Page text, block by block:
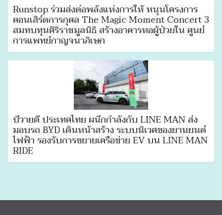
Runstop ร่วมส่งต่อพลังแห่งการให้ หนุนโครงการ
คอนเสิร์ตการกุศล The Magic Moment Concert 3
สมทบทุนศิริราชมูลนิธิ สร้างอาคารหอผู้ป่วยใน ศูนย์
การแพทย์กาญจนาภิเษก
บีวายดี ประเทศไทย ผนึกกำลังกับ LINE MAN ส่ง
มอบรถ BYD เดินหน้าสร้าง ระบบนิเวศของยานยนต์
ไฟฟ้า รองรับการขยายเครือข่าย EV บน LINE MAN
RIDE